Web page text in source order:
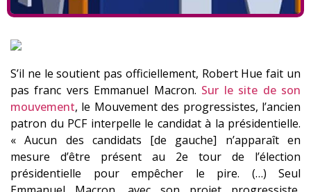
S’il ne le soutient pas officiellement, Robert Hue fait un
pas franc vers Emmanuel Macron. Sur le site de son
mouvement, le Mouvement des progressistes, l’ancien
patron du PCF interpelle le candidat à la présidentielle.
« Aucun des candidats [de gauche] n’apparaît en
mesure d’être présent au 2e tour de l’élection
présidentielle pour empêcher le pire. (…) Seul